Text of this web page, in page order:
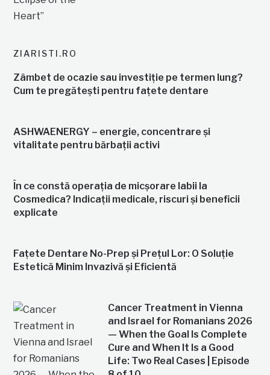
ZIARISTI.RO
Zâmbet de ocazie sau investiție pe termen lung?
Cum te pregătești pentru fațete dentare
ASHWAENERGY – energie, concentrare și
vitalitate pentru bărbații activi
În ce constă operația de micșorare labii la
Cosmedica? Indicații medicale, riscuri și beneficii
explicate
Fațete Dentare No-Prep și Prețul Lor: O Soluție
Estetică Minim Invazivă și Eficientă
Cancer Treatment in Vienna
and Israel for Romanians 2026
— When the Goal Is Complete
Cure and When It Is a Good
Life: Two Real Cases | Episode